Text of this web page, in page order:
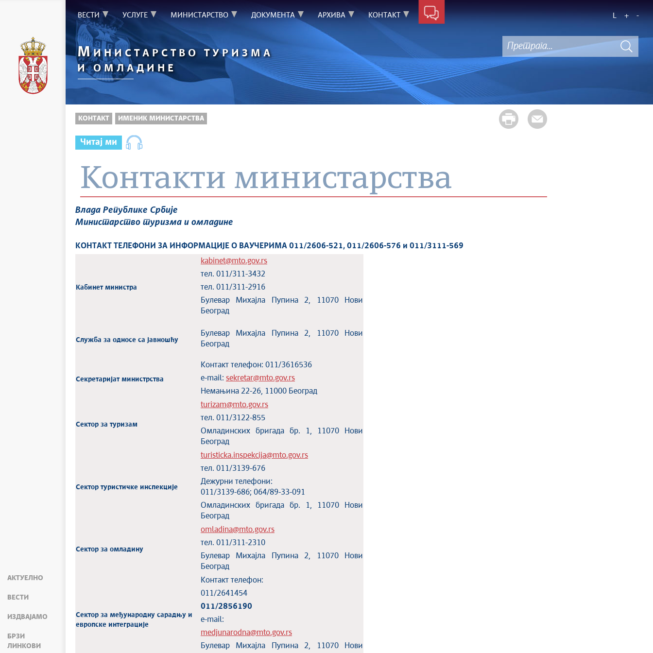
АКТУЕЛНО
ВЕСТИ
ИЗДВАЈАМО
БРЗИ
ЛИНКОВИ
ВЕСТИ УСЛУГЕ МИНИСТАРСТВО ДОКУМЕНТА АРХИВА КОНТАКТ L + -
МИНИСТАРСТВО ТУРИЗМА
И ОМЛАДИНЕ
КОНТАКТ ИМЕНИК МИНИСТАРСТВА
Читај ми
Контакти министарства
Влада Републике Србије
Министарство туризма и омладине
КОНТАКТ ТЕЛЕФОНИ ЗА ИНФОРМАЦИЈЕ О ВАУЧЕРИМА 011/2606-521, 011/2606-576 и 011/3111-569
Кабинет министра
kabinet@mto.gov.rs
тел. 011/311-3432
тел. 011/311-2916
Булевар Михајла Пупина 2, 11070 Нови
Београд
Служба за односе са јавношћу
Булевар Михајла Пупина 2, 11070 Нови
Београд
Секретаријат министрства
Контакт телефон: 011/3616536
e-mail: sekretar@mto.gov.rs
Немањина 22-26, 11000 Београд
Сектор за туризам
turizam@mto.gov.rs
тел. 011/3122-855
Омладинских бригада бр. 1, 11070 Нови
Београд
Сектор туристичке инспекције
turisticka.inspekcija@mto.gov.rs
тел. 011/3139-676
Дежурни телефони:
011/3139-686; 064/89-33-091
Омладинских бригада бр. 1, 11070 Нови
Београд
Сектор за омладину
omladina@mto.gov.rs
тел. 011/311-2310
Булевар Михајла Пупина 2, 11070 Нови
Београд
Сектор за међународну сарадњу и
европске интеграције
Контакт телефон:
011/2641454
011/2856190
e-mail:
medjunarodna@mto.gov.rs
Булевар Михајла Пупина 2, 11070 Нови